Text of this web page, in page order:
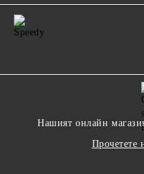
Нашият онлайн
Прочетете